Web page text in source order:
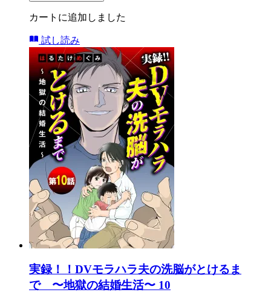
カートに追加しました
試し読み
実録！！DVモラハラ夫の洗脳がとけるま
で 〜地獄の結婚生活〜 10